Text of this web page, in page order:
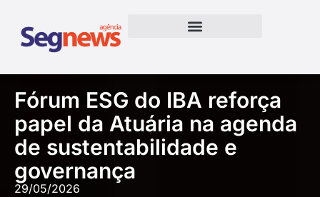
Fórum ESG do IBA reforça
papel da Atuária na agenda
de sustentabilidade e
governança
29/05/2026